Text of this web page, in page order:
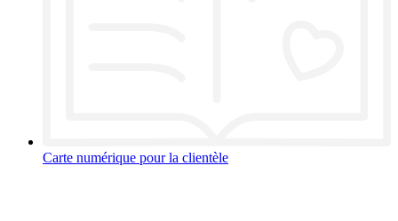
Carte numérique pour la clientèle